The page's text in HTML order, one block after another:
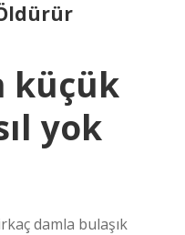
küçük
yok
damla bulaşık